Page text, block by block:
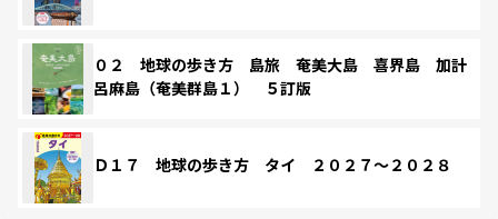
０２ 地球の歩き方 島旅 奄美大島 喜界島 加計
呂麻島（奄美群島１） ５訂版
Ｄ１７ 地球の歩き方 タイ ２０２７～２０２８